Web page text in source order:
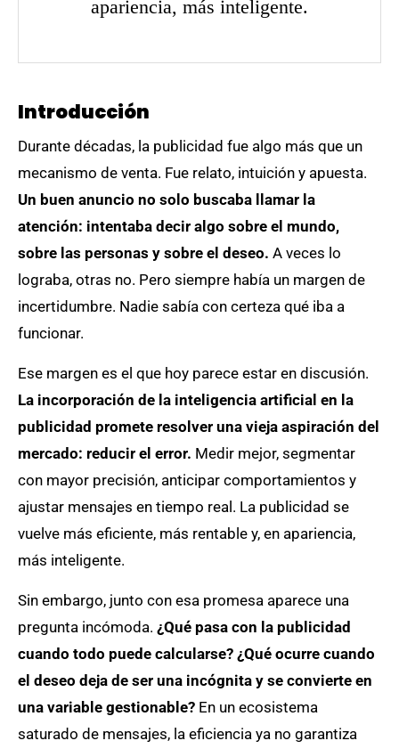
apariencia, más inteligente.
Introducción
Durante décadas, la publicidad fue algo más que un
mecanismo de venta. Fue relato, intuición y apuesta.
Un buen anuncio no solo buscaba llamar la
atención: intentaba decir algo sobre el mundo,
sobre las personas y sobre el deseo. A veces lo
lograba, otras no. Pero siempre había un margen de
incertidumbre. Nadie sabía con certeza qué iba a
funcionar.
Ese margen es el que hoy parece estar en discusión.
La incorporación de la inteligencia artificial en la
publicidad promete resolver una vieja aspiración del
mercado: reducir el error. Medir mejor, segmentar
con mayor precisión, anticipar comportamientos y
ajustar mensajes en tiempo real. La publicidad se
vuelve más eficiente, más rentable y, en apariencia,
más inteligente.
Sin embargo, junto con esa promesa aparece una
pregunta incómoda. ¿Qué pasa con la publicidad
cuando todo puede calcularse? ¿Qué ocurre cuando
el deseo deja de ser una incógnita y se convierte en
una variable gestionable? En un ecosistema
saturado de mensajes, la eficiencia ya no garantiza